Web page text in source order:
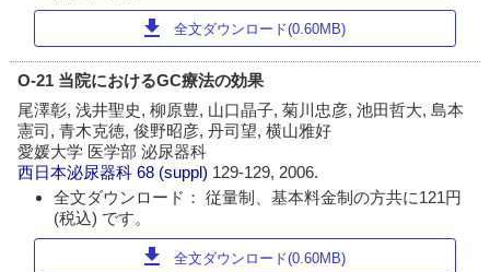
download 全文ダウンロード(0.60MB)
O-21 当院におけるGC療法の効果
尾澤彰, 浅井聖史, 柳原豊, 山口晶子, 菊川忠彦, 池田哲大, 島本
憲司, 青木克徳, 俊野昭彦, 丹司望, 横山雅好
愛媛大学 医学部 泌尿器科
西日本泌尿器科 68 (suppl) 129-129, 2006.
全文ダウンロード： 従量制、基本料金制の方共に121円
(税込) です。
download 全文ダウンロード(0.60MB)